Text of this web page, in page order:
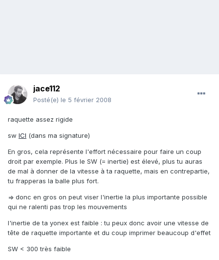
jace112
Posté(e) le 5 février 2008
raquette assez rigide
sw ICI (dans ma signature)
En gros, cela représente l'effort nécessaire pour faire un coup
droit par exemple. Plus le SW (= inertie) est élevé, plus tu auras
de mal à donner de la vitesse à ta raquette, mais en contrepartie,
tu frapperas la balle plus fort.
=> donc en gros on peut viser l'inertie la plus importante possible
qui ne ralenti pas trop les mouvements
l'inertie de ta yonex est faible : tu peux donc avoir une vitesse de
tête de raquette importante et du coup imprimer beaucoup d'effet
SW < 300 très faible